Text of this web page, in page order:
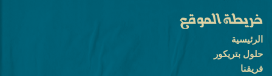
خريطة الموقع
الرئيسية
حلول بتريكور
فريقنا